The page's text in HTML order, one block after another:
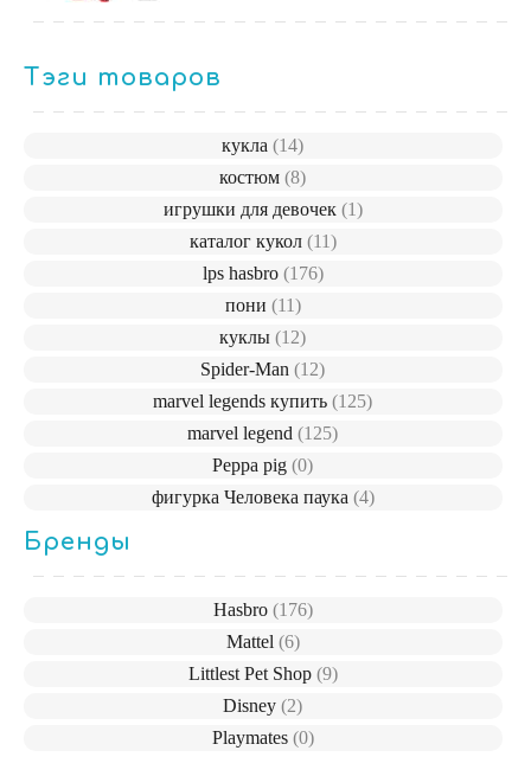
Тэги товаров
кукла(14)
костюм(8)
игрушки для девочек (1)
каталог кукол (11)
lps hasbro (176)
пони (11)
куклы(12)
Spider-Man(12)
marvel legends купить(125)
marvel legend(125)
Peppa pig(0)
фигурка Человека паука (4)
Бренды
Hasbro (176)
Mattel (6)
Littlest Pet Shop (9)
Disney(2)
Playmates (0)